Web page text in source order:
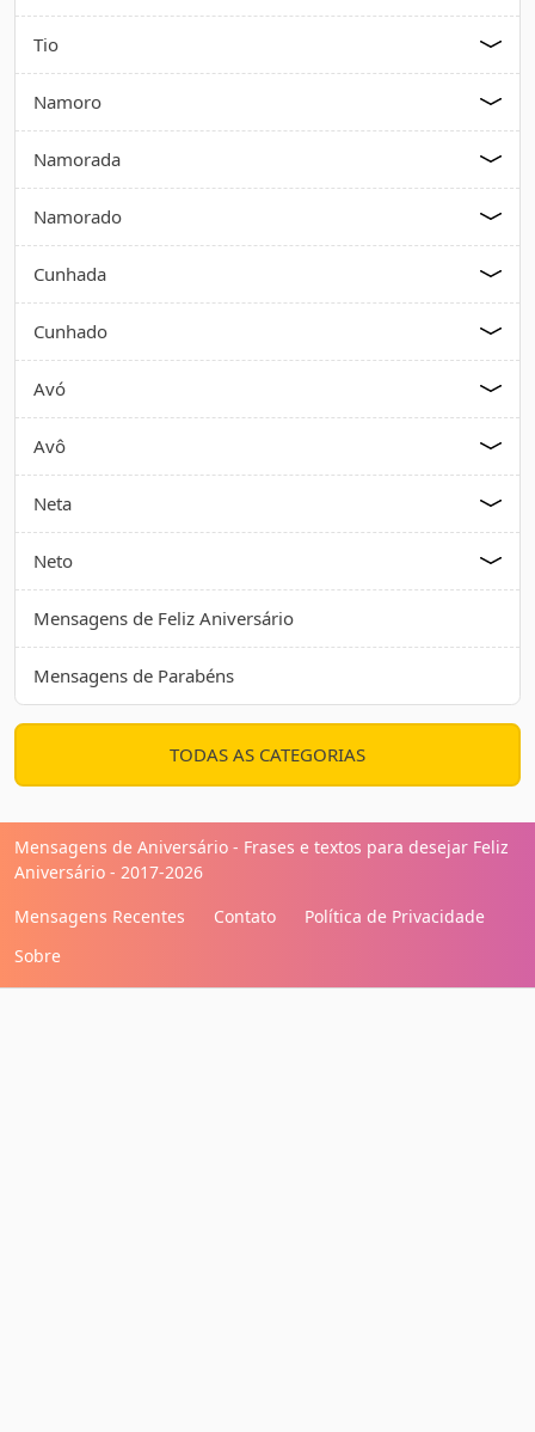
Tio
Namoro
Namorada
Namorado
Cunhada
Cunhado
Avó
Avô
Neta
Neto
Mensagens de Feliz Aniversário
Mensagens de Parabéns
TODAS AS CATEGORIAS
Mensagens de Aniversário - Frases e textos para desejar Feliz
Aniversário - 2017-2026
Mensagens Recentes
Contato
Política de Privacidade
Sobre